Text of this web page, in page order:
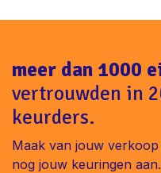
meer dan 1000
vertrouwden in
keurders.
Maak van jouw
nog jouw keuringen aan.